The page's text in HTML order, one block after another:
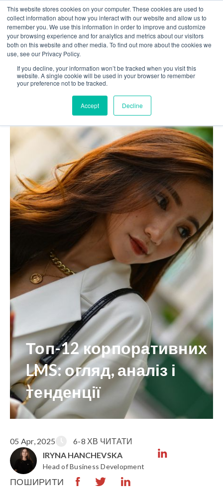
This website stores cookies on your computer. These cookies are used to
collect information about how you interact with our website and allow us to
remember you. We use this information in order to improve and customize
your browsing experience and for analytics and metrics about our visitors
both on this website and other media. To find out more about the cookies we
use, see our Privacy Policy.
If you decline, your information won’t be tracked when you visit this
website. A single cookie will be used in your browser to remember
your preference not to be tracked.
Accept Decline
Зв'яжіться з нами
Головна
Блог
Топ-12 корпоративних LMS: огляд, аналіз і
Топ-12 корпоративних
LMS: огляд, аналіз і
тенденції
IRYNA HANCHEVSKA
Head of Business Development
05 Apr, 2025 6-8 ХВ ЧИТАТИ
ПОШИРИТИ